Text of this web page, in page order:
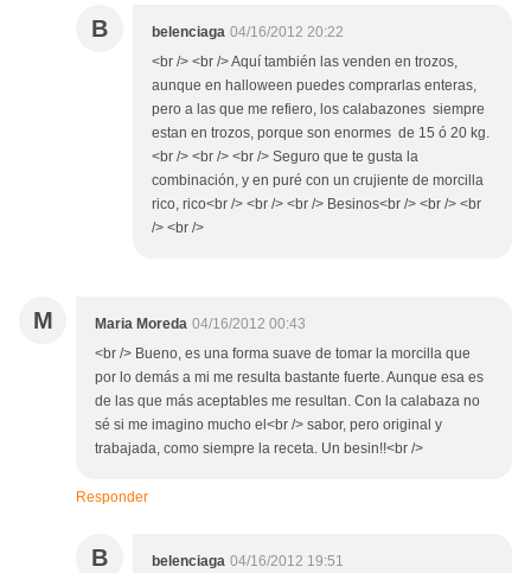
B belenciaga 04/16/2012 20:22
<br /> <br /> Aquí también las venden en trozos,
aunque en halloween puedes comprarlas enteras,
pero a las que me refiero, los calabazones siempre
estan en trozos, porque son enormes de 15 ó 20 kg.
<br /> <br /> <br /> Seguro que te gusta la
combinación, y en puré con un crujiente de morcilla
rico, rico<br /> <br /> <br /> Besinos<br /> <br /> <br
/> <br />
M Maria Moreda 04/16/2012 00:43
<br /> Bueno, es una forma suave de tomar la morcilla que
por lo demás a mi me resulta bastante fuerte. Aunque esa es
de las que más aceptables me resultan. Con la calabaza no
sé si me imagino mucho el<br /> sabor, pero original y
trabajada, como siempre la receta. Un besin!!<br />
Responder
B belenciaga 04/16/2012 19:51